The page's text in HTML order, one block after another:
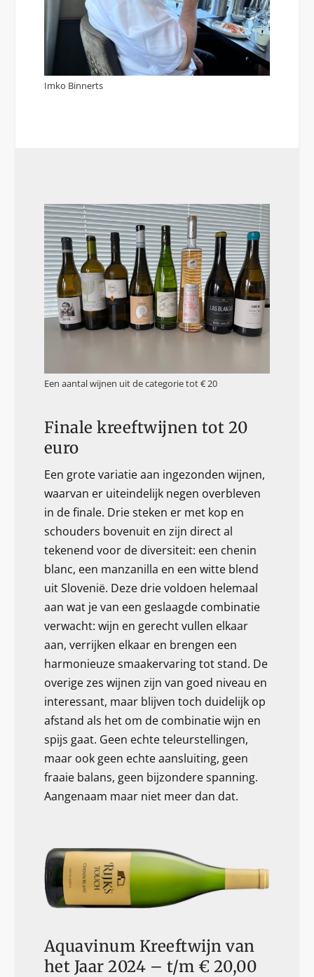
Imko Binnerts
Een aantal wijnen uit de categorie tot € 20
Finale kreeftwijnen tot 20
euro
Een grote variatie aan ingezonden wijnen,
waarvan er uiteindelijk negen overbleven
in de finale. Drie steken er met kop en
schouders bovenuit en zijn direct al
tekenend voor de diversiteit: een chenin
blanc, een manzanilla en een witte blend
uit Slovenië. Deze drie voldoen helemaal
aan wat je van een geslaagde combinatie
verwacht: wijn en gerecht vullen elkaar
aan, verrijken elkaar en brengen een
harmonieuze smaakervaring tot stand. De
overige zes wijnen zijn van goed niveau en
interessant, maar blijven toch duidelijk op
afstand als het om de combinatie wijn en
spijs gaat. Geen echte teleurstellingen,
maar ook geen echte aansluiting, geen
fraaie balans, geen bijzondere spanning.
Aangenaam maar niet meer dan dat.
Aquavinum Kreeftwijn van
het Jaar 2024 – t/m € 20,00